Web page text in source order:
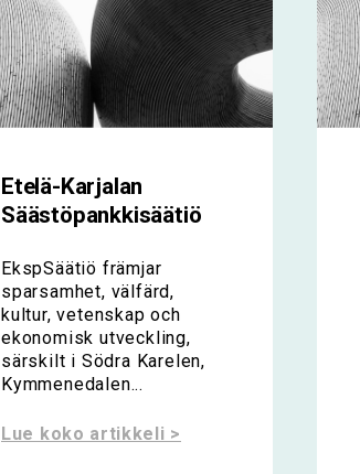
Etelä-Karjalan
Säästöpankkisäätiö
EkspSäätiö främjar
sparsamhet, välfärd,
kultur, vetenskap och
ekonomisk utveckling,
särskilt i Södra Karelen,
Kymmenedalen...
Lue koko artikkeli >